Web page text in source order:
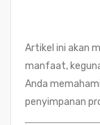
Artikel ini akan
manfaat,
Anda
penyimpanan